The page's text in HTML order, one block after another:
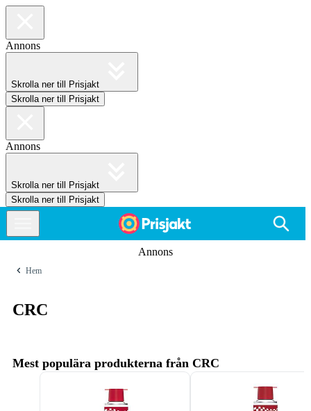
Annons
Skrolla ner till Prisjakt
Skrolla ner till Prisjakt
Annons
Skrolla ner till Prisjakt
Skrolla ner till Prisjakt
Annons
Hem
CRC
Mest populära produkterna från CRC